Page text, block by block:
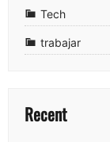
Tech
trabajar
Recent